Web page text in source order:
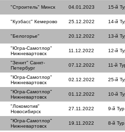
"Строитель" Минск 04.01.2023 15-й
"Кузбасс" Кемерово 25.12.2022 14-й
"Белогорье" 20.12.2022 13-й
"Югра-Самотлор"
Нижневартовск
11.12.2022 12-й
"Зенит" Санкт-
Петербург
07.12.2022 11-й
"Югра-Самотлор"
Нижневартовск
02.12.2022 25-й
"Югра-Самотлор"
Нижневартовск
01.12.2022 10-й
"Локомотив"
Новосибирск
27.11.2022 9-й Тур
"Югра-Самотлор"
Нижневартовск
19.11.2022 8-й Тур